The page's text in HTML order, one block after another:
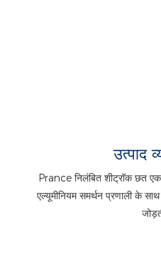
उत्पाद
Prance निलंबित शीट्रॉक छत
एल्यूमीनियम समर्थन प्रणाली के